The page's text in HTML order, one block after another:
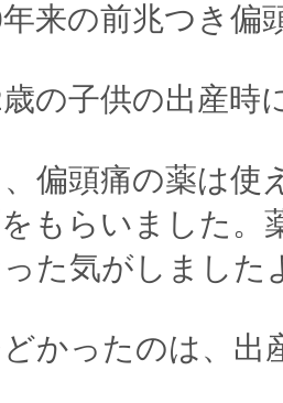
来の前兆つき偏
の子供の出産時
偏頭痛の薬は使
もらいました。
た気がしました
かったのは、出